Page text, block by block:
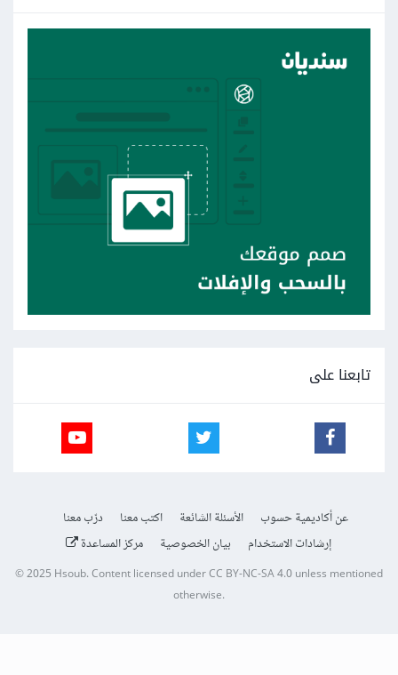
تابعنا على
عن أكاديمية حسوب الأسئلة الشائعة اكتب معنا
درّب معنا
إرشادات الاستخدام
بيان الخصوصية مركز المساعدة
© 2025 Hsoub.Content licensed underCC BY-NC-SA 4.0unless mentioned
otherwise.